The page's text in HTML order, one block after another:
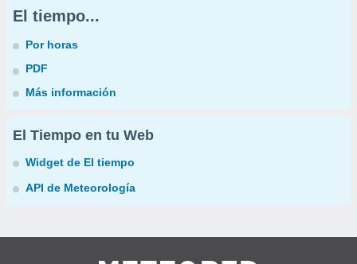
El tiempo...
Por horas
PDF
Más información
El Tiempo en tu Web
Widget de El tiempo
API de Meteorología